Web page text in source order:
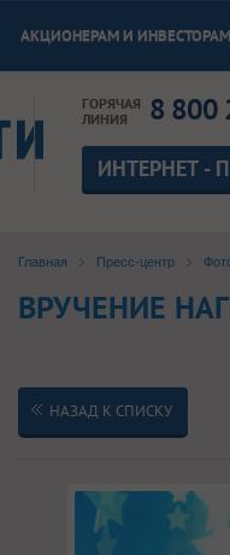
АКЦИОНЕРАМ И ИНВЕСТОРАМ
ГОРЯЧАЯ
ЛИНИЯ
8 800
ИНТЕРНЕТ -
Главная Пресс-центр
ВРУЧЕНИЕ
НАЗАД К СПИСКУ